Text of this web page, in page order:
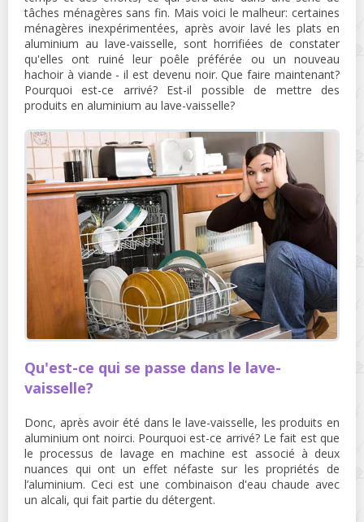
tâches ménagères sans fin. Mais voici le malheur: certaines
ménagères inexpérimentées, après avoir lavé les plats en
aluminium au lave-vaisselle, sont horrifiées de constater
qu'elles ont ruiné leur poêle préférée ou un nouveau
hachoir à viande - il est devenu noir. Que faire maintenant?
Pourquoi est-ce arrivé? Est-il possible de mettre des
produits en aluminium au lave-vaisselle?
Qu'est-ce qui se passe dans le lave-
vaisselle?
Donc, après avoir été dans le lave-vaisselle, les produits en
aluminium ont noirci. Pourquoi est-ce arrivé? Le fait est que
le processus de lavage en machine est associé à deux
nuances qui ont un effet néfaste sur les propriétés de
l’aluminium. Ceci est une combinaison d'eau chaude avec
un alcali, qui fait partie du détergent.